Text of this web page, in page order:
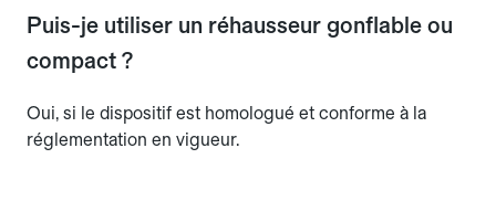
Puis-je utiliser un réhausseur gonflable ou
compact ?
Oui, si le dispositif est homologué et conforme à la
réglementation en vigueur.